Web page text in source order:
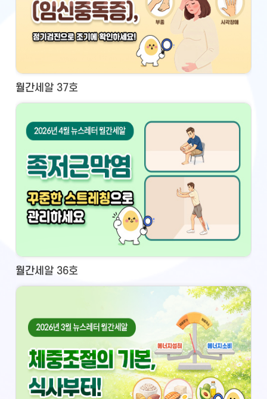
월간세알 37호
월간세알 36호